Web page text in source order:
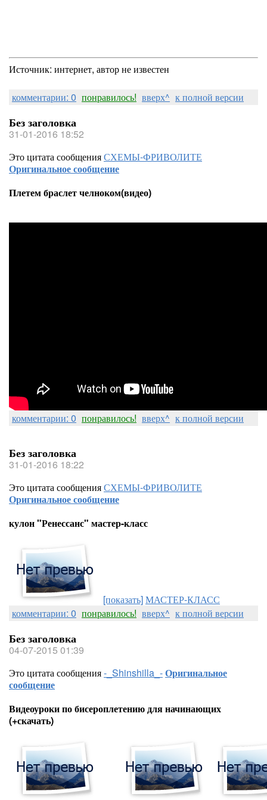
Источник: интернет, автор не известен
комментарии: 0 понравилось! вверх^ к полной версии
Без заголовка
31-01-2016 18:52
Это цитата сообщенияСХЕМЫ-ФРИВОЛИТЕ
Оригинальное сообщение
Плетем браслет челноком(видео)
комментарии: 0 понравилось! вверх^ к полной версии
Без заголовка
31-01-2016 18:22
Это цитата сообщенияСХЕМЫ-ФРИВОЛИТЕ
Оригинальное сообщение
кулон "Ренессанс" мастер-класс
[показать]МАСТЕР-КЛАСС
комментарии: 0 понравилось! вверх^ к полной версии
Без заголовка
04-07-2015 01:39
Это цитата сообщения-_Shinshilla_-Оригинальное
сообщение
Видеоуроки по бисероплетению для начинающих
(+скачать)